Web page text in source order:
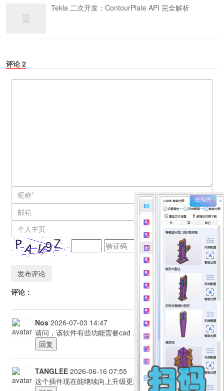
Tekla 二次开发：ContourPlate API 完全解析
评论 2
评论：
Nos 2026-07-03 14:47
请问，该软件有些功能需要cad，cad需要哪个版本？？？
回复
TANGLEE 2026-06-16 07:55
这个插件现在能继续向上升级更新吗？非常的好用！